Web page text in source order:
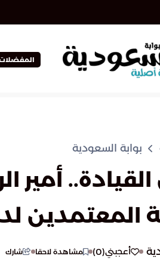
بوابة السعودية
القيادة..
المعتمدين
أعجبني(
0
) مشاهدة لاحقا شارك